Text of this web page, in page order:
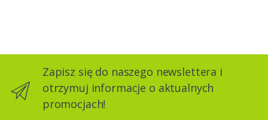
Zapisz się do naszego newslettera i
otrzymuj informacje o aktualnych
promocjach!